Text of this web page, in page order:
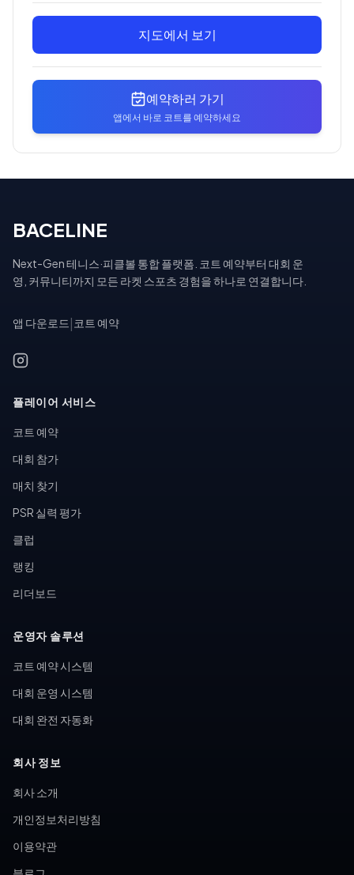
지도에서 보기
예약하러 가기
앱에서 바로 코트를 예약하세요
BACELINE
Next-Gen 테니스·피클볼 통합 플랫폼. 코트 예약부터 대회 운
영, 커뮤니티까지 모든 라켓 스포츠 경험을 하나로 연결합니다.
앱 다운로드 코트 예약
플레이어 서비스
코트 예약
대회 참가
매치 찾기
PSR 실력 평가
클럽
랭킹
리더보드
운영자 솔루션
코트 예약 시스템
대회 운영 시스템
대회 완전 자동화
회사 정보
회사 소개
개인정보처리방침
이용약관